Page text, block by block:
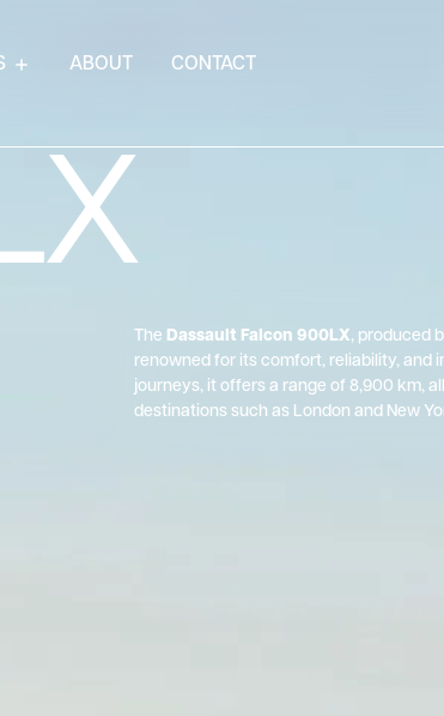
ABOUT CONTACT
The Dassault Falcon 900LX, produced
renowned for its comfort, reliability, and
journeys, it offers a range of 8,900 km,
destinations such as London and New